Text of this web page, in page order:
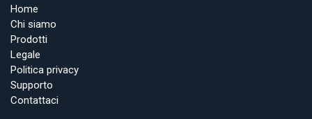
Home
Chi siamo
Prodotti
Legale
Politica privacy
Supporto
Contattaci